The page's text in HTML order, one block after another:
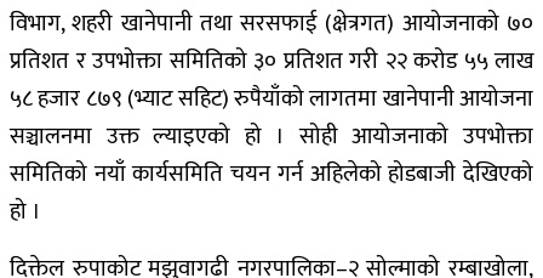
विभाग, शहरी खानेपानी तथा सरसफाई (क्षेत्रगत) आयोजनाको ७०
प्रतिशत र उपभोक्ता समितिको ३० प्रतिशत गरी २२ करोड ५५ लाख
५८ हजार ८७९ (भ्याट सहिट) रुपैयाँको लागतमा खानेपानी आयोजना
सञ्चालनमा उक्त ल्याइएको हो । सोही आयोजनाको उपभोक्ता
समितिको नयाँ कार्यसमिति चयन गर्न अहिलेको होडबाजी देखिएको
हो ।
दिक्तेल रुपाकोट मझुवागढी नगरपालिका–२ सोल्माको रम्बाखोला,